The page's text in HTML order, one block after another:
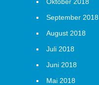
September 2018
August 2018
Juli 2018
Juni 2018
Mai 2018